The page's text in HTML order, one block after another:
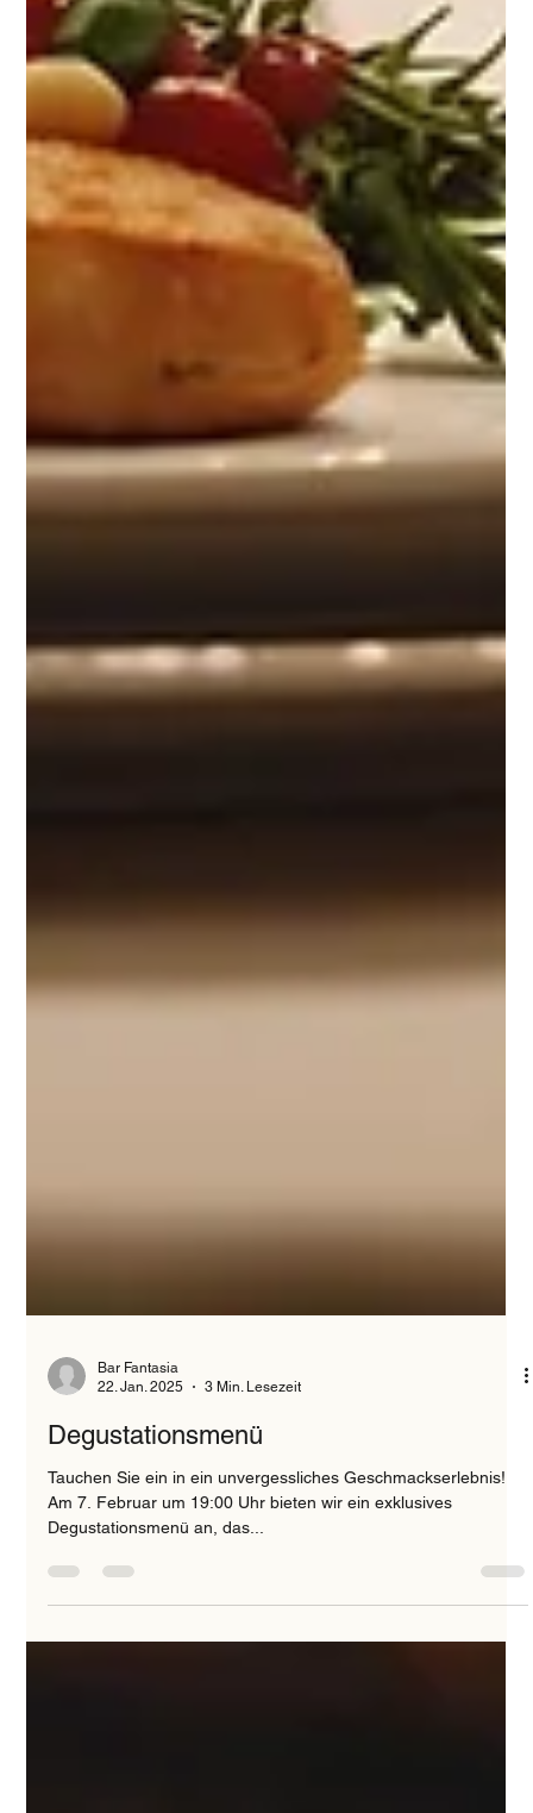
22. Jan. 2025
3 Min. Lesezeit
Degustationsmenü
Tauchen Sie ein in ein unvergessliches Geschmackserlebnis!
Degustationsmenü an, das...